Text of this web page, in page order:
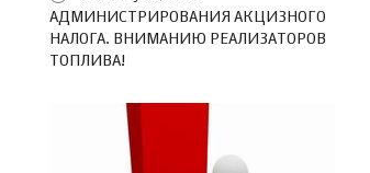
АДМИНИСТРИРОВАНИЯ АКЦИЗНОГО
НАЛОГА. ВНИМАНИЮ РЕАЛИЗАТОРОВ
ТОПЛИВА!